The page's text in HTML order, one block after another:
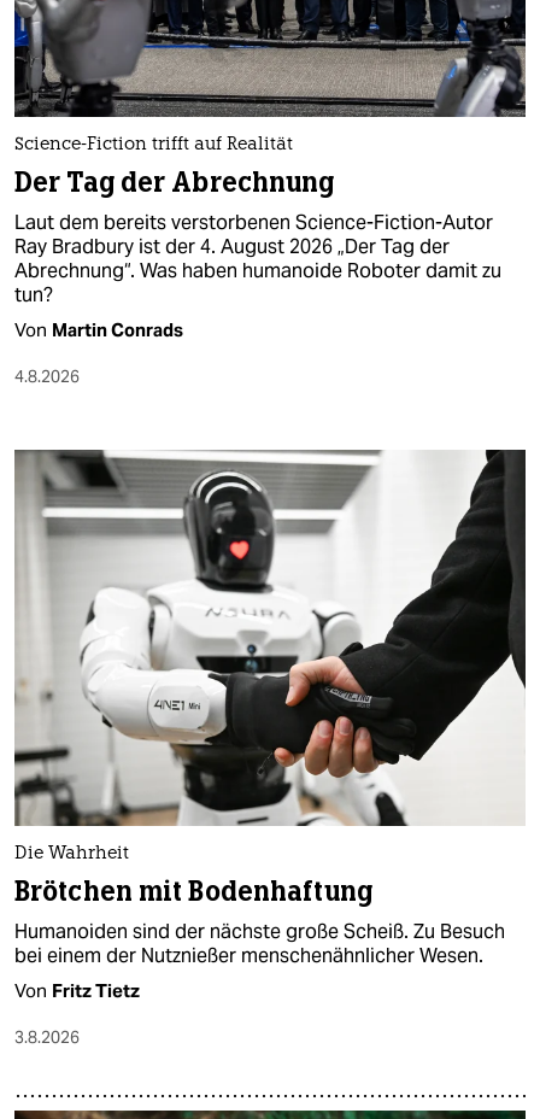
nord
wahrheit
verlag
verlag
veranstaltungen
shop
abo
genossenschaft
epaper login
Science-Fiction trifft auf Realität
Der Tag der Abrechnung
Laut dem bereits verstorbenen Science-Fiction-Autor
Ray Bradbury ist der 4. August 2026 „Der Tag der
Abrechnung“. Was haben humanoide Roboter damit zu
tun?
Von Martin Conrads
4.8.2026
Die Wahrheit
Brötchen mit Bodenhaftung
Humanoiden sind der nächste große Scheiß. Zu Besuch
bei einem der Nutznießer menschenähnlicher Wesen.
Von Fritz Tietz
3.8.2026